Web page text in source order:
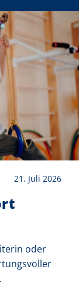
21. Juli 2026
oder